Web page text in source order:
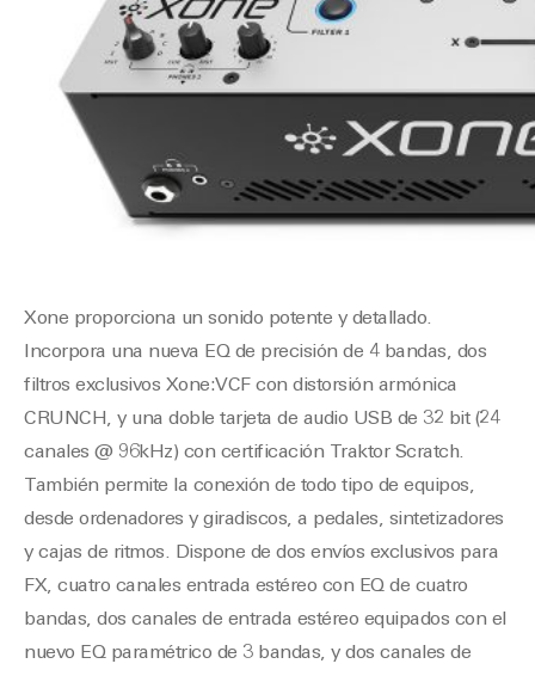
Xone proporciona un sonido potente y detallado.
Incorpora una nueva EQ de precisión de 4 bandas, dos
filtros exclusivos Xone:VCF con distorsión armónica
CRUNCH, y una doble tarjeta de audio USB de 32 bit (24
canales @ 96kHz) con certificación Traktor Scratch.
También permite la conexión de todo tipo de equipos,
desde ordenadores y giradiscos, a pedales, sintetizadores
y cajas de ritmos. Dispone de dos envíos exclusivos para
FX, cuatro canales entrada estéreo con EQ de cuatro
bandas, dos canales de entrada estéreo equipados con el
nuevo EQ paramétrico de 3 bandas, y dos canales de